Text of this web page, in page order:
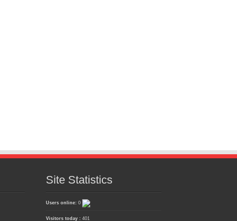
Site Statistics
Users online: 0
Visitors today : 401